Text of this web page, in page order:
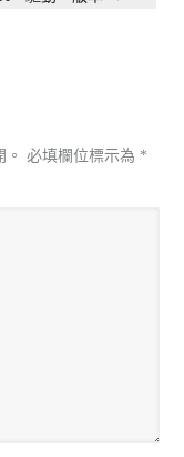
必填欄位標示為 *